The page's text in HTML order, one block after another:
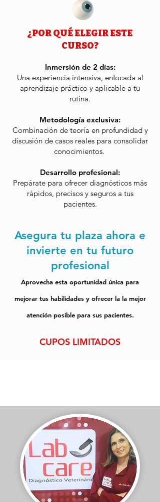
¿POR QUÉ ELEGIR ESTE
CURSO?
Inmersión de 2 días:
Una experiencia intensiva, enfocada al
aprendizaje práctico y aplicable a tu
rutina.
Metodología exclusiva:
Combinación de teoría en profundidad y
discusión de casos reales para consolidar
conocimientos. ​
Desarrollo profesional:
Prepárate para ofrecer diagnósticos más
rápidos, precisos y seguros a tus
pacientes.
Asegura tu plaza ahora e
invierte en tu futuro
profesional
Aprovecha esta oportunidad única para
mejorar tus habilidades y ofrecer la la mejor
atención posible para sus pacientes.
CUPOS LIMITADOS